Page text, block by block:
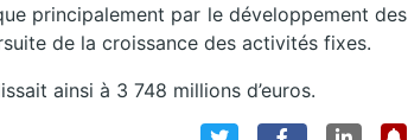
principalement par le développement des
de la croissance des activités fixes.
ainsi à 3 748 millions d’euros.